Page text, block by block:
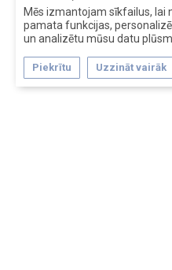
Mēs izmantojam sīkfailus, lai
pamata funkcijas,
un analizētu mūsu datu
Piekrītu Uzzināt vairāk